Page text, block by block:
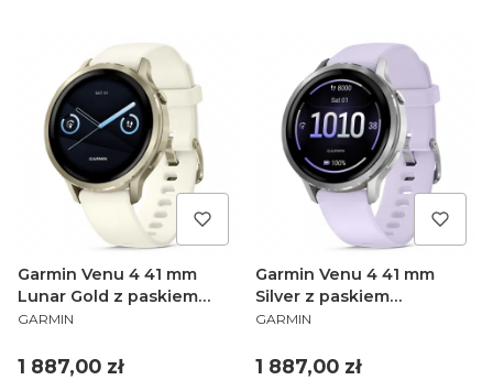
Garmin Venu 4 41 mm
Lunar Gold z paskiem
silikonowym w kolorze
PRODUCENT
GARMIN
Cena
1 887,00 zł
Garmin Venu 4 41 mm
Silver z paskiem
silikonowym w kolorze
PRODUCENT
GARMIN
Cena
1 887,00 zł